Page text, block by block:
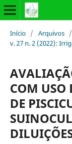
Início / Arquivos /
v. 27 n. 2 (2022):
COM USO
DE